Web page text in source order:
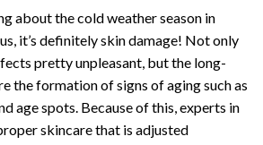
about the cold weather season in
it’s definitely skin damage! Not only
pretty unpleasant, but the long-
the formation of signs of aging such as
age spots. Because of this, experts in
skincare that is adjusted